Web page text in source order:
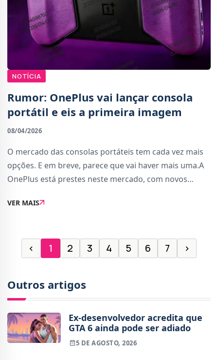
NOTÍCIA
Rumor: OnePlus vai lançar consola
portátil e eis a primeira imagem
08/04/2026
O mercado das consolas portáteis tem cada vez mais
opções. E em breve, parece que vai haver mais uma.A
OnePlus está prestes neste mercado, com novos
dispositivo dedicado a videojogos, com design insp
VER MAIS
‹ 1 2 3 4 5 6 7 ›
Outros artigos
Ex-desenvolvedor acredita que
GTA 6 ainda pode ser adiado
5 DE AGOSTO, 2026